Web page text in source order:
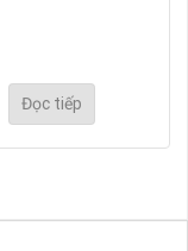
Đọc tiếp